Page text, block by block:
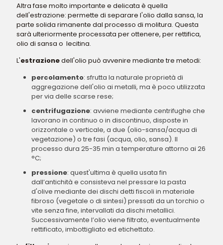
Altra fase molto importante e delicata è quella
dell'estrazione: permette di separare l'olio dalla sansa, la
parte solida rimanente dal processo di molitura. Questa
sarà ulteriormente processata per ottenere, per rettifica,
olio di sansa o lecitina.
L'estrazionedell'olio può avvenire mediante tre metodi:
percolamento: sfrutta la naturale proprietà di
aggregazione dell'olio ai metalli, ma è poco utilizzata
per via delle scarse rese;
centrifugazione: avviene mediante centrifughe che
lavorano in continuo o in discontinuo, disposte in
orizzontale o verticale, a due (olio-sansa/acqua di
vegetazione) o tre fasi (acqua, olio, sansa). Il
processo dura 25-35 min a temperature attorno ai 26
°C;
pressione: quest'ultima è quella usata fin
dall’antichità e consisteva nel pressare la pasta
d'olive mediante dei dischi detti fiscoli in materiale
fibroso (vegetale o di sintesi) pressati da un torchio o
vite senza fine, intervallati da dischi metallici.
Successivamente l’olio viene filtrato, eventualmente
rettificato, imbottigliato ed etichettato.